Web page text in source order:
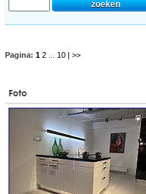
Pagina: 1 2 10 | >>
Foto